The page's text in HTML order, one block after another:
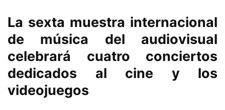
La sexta muestra internacional
de música del audiovisual
celebrará cuatro conciertos
dedicados al cine y los
videojuegos